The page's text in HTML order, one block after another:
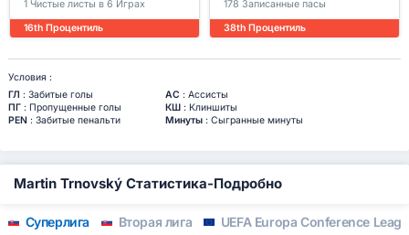
1 Чистые листы в 6 Играх
16th Процентиль
178 Записанные пасы
38th Процентиль
Условия :
ГЛ : Забитые голы АС : Ассисты
ПГ: Пропущенные голы КШ: Клиншиты
PEN: Забитые пенальти Минуты: Сыгранные минуты
Martin Trnovský Статистика-Подробно
Суперлига Вторая лига UEFA Europa Conference